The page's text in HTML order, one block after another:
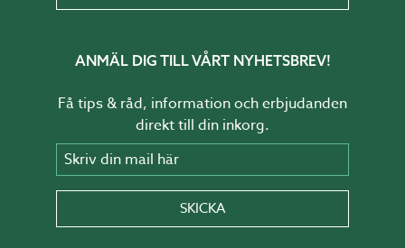
ANMÄL DIG TILL VÅRT NYHETSBREV!
Få tips & råd, information och erbjudanden
direkt till din inkorg.
Skriv din mail här
SKICKA